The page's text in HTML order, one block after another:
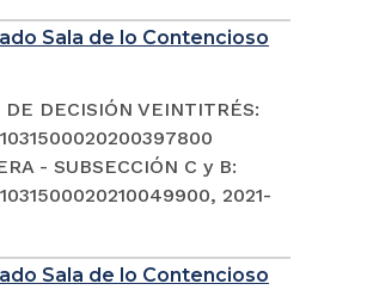
Sala de lo Contencioso
DECISIÓN VEINTITRÉS:
- SUBSECCIÓN C y B:
2021-
Sala de lo Contencioso